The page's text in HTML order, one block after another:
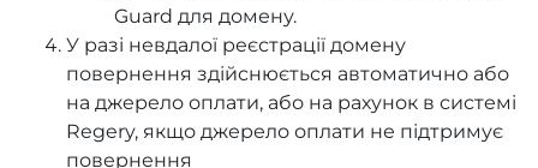
Guard для домену.
У разі невдалої реєстрації домену
повернення здійснюється автоматично або
на джерело оплати, або на рахунок в системі
Regery, якщо джерело оплати не підтримує
повернення